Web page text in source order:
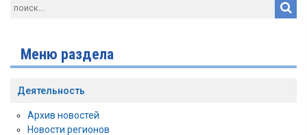
Меню раздела
Деятельность
Архив новостей
Новости регионов